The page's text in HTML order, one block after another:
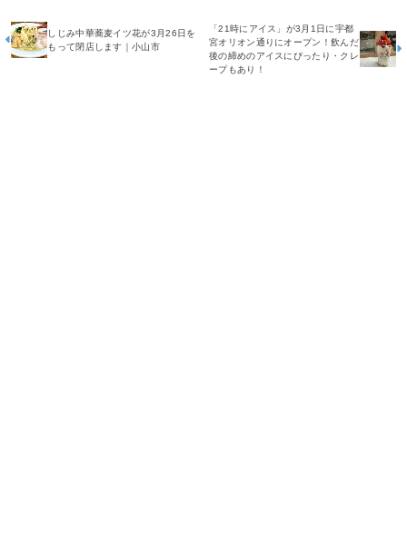
しじみ中華蕎麦イツ花が3月26日を
もって閉店します｜小山市
「21時にアイス」が3月1日に宇都
宮オリオン通りにオープン！飲んだ
後の締めのアイスにぴったり・クレ
ープもあり！